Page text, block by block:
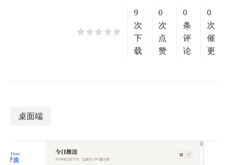
9
次
下
载
0
次
点
赞
0
条
评
论
0
次
催
更
桌面端